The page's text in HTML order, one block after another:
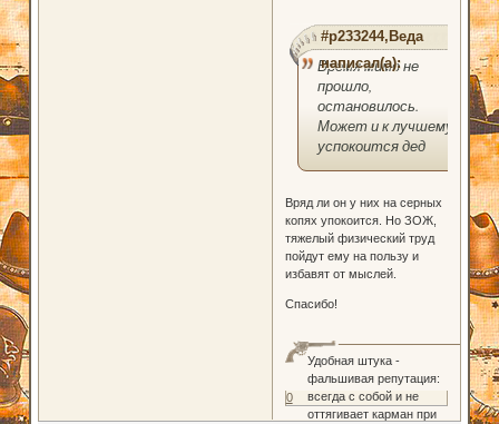
#p233244,Веда
написал(а):
Время мимо не
прошло,
остановилось.
Может и к лучшему,
успокоится дед
Вряд ли он у них на серных
копях упокоится. Но ЗОЖ,
тяжелый физический труд
пойдут ему на пользу и
избавят от мыслей.
Спасибо!
Удобная штука -
фальшивая репутация:
всегда с собой и не
оттягивает карман при
0